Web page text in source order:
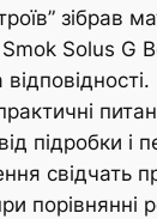
зібрав
Solus G
підробки і
свідчать
порівнянні